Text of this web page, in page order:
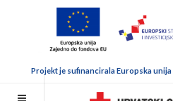
Projekt je sufinancirala Europska